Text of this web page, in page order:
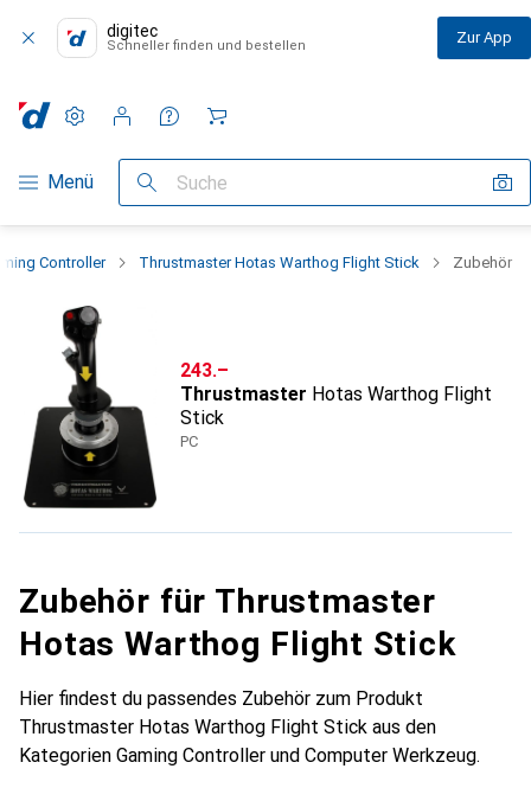
digitec
Schneller finden und bestellen Zur App
Navigation nach Kategorien
Menü Suche
Einstellungen
Kundenkonto
Vergleichslisten
Merklisten
Warenkorb
Controller Thrustmaster Hotas Warthog Flight Stick Zubehör
CHF
243.–
Thrustmaster Hotas Warthog Flight
Stick
PC
Zubehör für Thrustmaster
Hotas Warthog Flight Stick
Hier findest du passendes Zubehör zum Produkt
Thrustmaster Hotas Warthog Flight Stick aus den
Kategorien Gaming Controller und Computer Werkzeug.